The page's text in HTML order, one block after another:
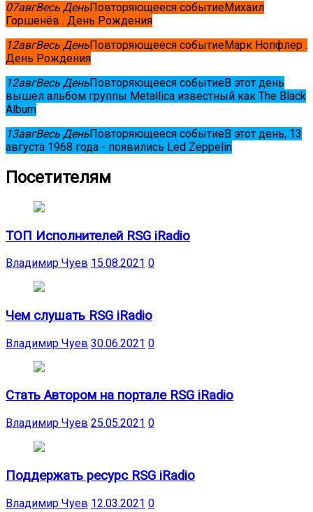
07авгВесь ДеньПовторяющееся событиеМихаил
Горшенёв . День Рождения
12авгВесь ДеньПовторяющееся событиеМарк Нопфлер .
День Рождения
12авгВесь ДеньПовторяющееся событиеВ этот день
вышел альбом группы Metallica известный как The Black
Album
13авгВесь ДеньПовторяющееся событиеВ этот день, 13
августа 1968 года - появились Led Zeppelin
Посетителям
ТОП Исполнителей RSG iRadio
Владимир Чуев 15.08.2021 0
Чем слушать RSG iRadio
Владимир Чуев 30.06.2021 0
Стать Автором на портале RSG iRadio
Владимир Чуев 25.05.2021 0
Поддержать ресурс RSG iRadio
Владимир Чуев 12.03.2021 0